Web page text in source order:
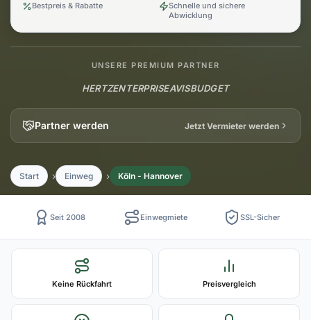
Bestpreis & Rabatte
Schnelle und sichere
Abwicklung
UNSERE PREMIUM PARTNER
HERTZENTERPRISEAVISBUDGET
Partner werden Jetzt Vermieter werden
Start Einweg Köln - Hannover
Seit 2008 Einwegmiete SSL-Sicher
Keine Rückfahrt Preisvergleich